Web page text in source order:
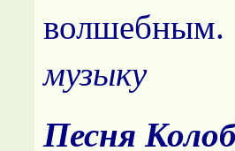
волшебным.
музыку
Песня